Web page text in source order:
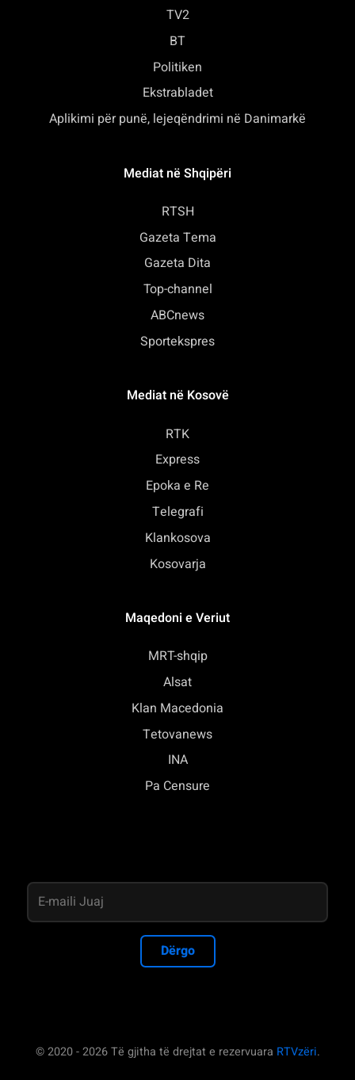
TV2
BT
Politiken
Ekstrabladet
Aplikimi për punë, lejeqëndrimi në Danimarkë
Mediat në Shqipëri
RTSH
Gazeta Tema
Gazeta Dita
Top-channel
ABCnews
Sportekspres
Mediat në Kosovë
RTK
Express
Epoka e Re
Telegrafi
Klankosova
Kosovarja
Maqedoni e Veriut
MRT-shqip
Alsat
Klan Macedonia
Tetovanews
INA
Pa Censure
Dërgo
© 2020 - 2026 Të gjitha të drejtat e rezervuara RTVzëri.